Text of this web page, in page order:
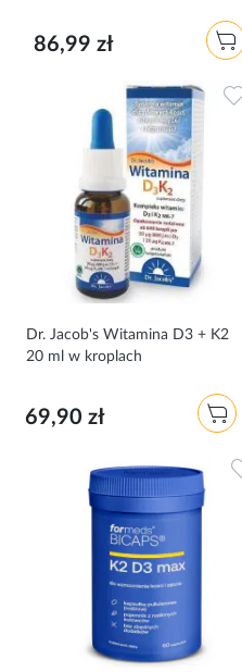
86,99 zł
Dr. Jacob's Witamina D3 + K2
20 ml w kroplach
69,90 zł